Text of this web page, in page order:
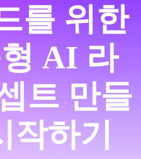
를 위한
AI 라
트 만들
작하기